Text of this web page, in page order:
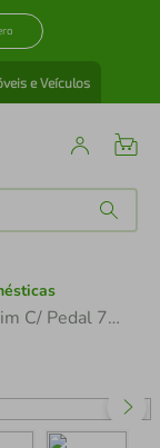
e Veículos
Lixeira Slim C/ Pedal 7L Cinza CL. - 1321 - Usual Utilidades